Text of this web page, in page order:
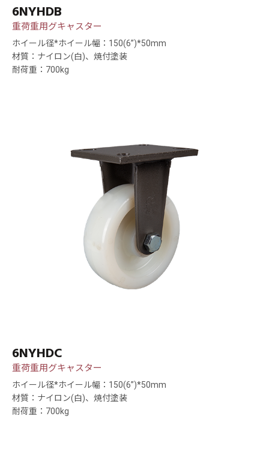
6NYHDB
重荷重用グキャスター
ホイール径*ホイール幅：150(6”)*50mm
材質：ナイロン(白)、焼付塗装
耐荷重：700kg
6NYHDC
重荷重用グキャスター
ホイール径*ホイール幅：150(6”)*50mm
材質：ナイロン(白)、焼付塗装
耐荷重：700kg